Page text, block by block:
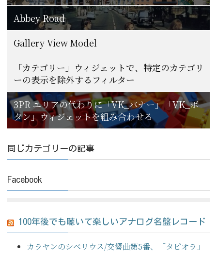
Abbey Road
Gallery View Model
「カテゴリー」ウィジェットで、特定のカテゴリ
ーの表示を除外するフィルター
3PR エリアの代わりに「VK_バナー」「VK_ボ
タン」ウィジェットを組み合わせる
同じカテゴリーの記事
Facebook
100年後でも聴いて楽しいアナログ名盤レコード
カラヤンのシベリウス/交響曲第5番、「タピオラ」